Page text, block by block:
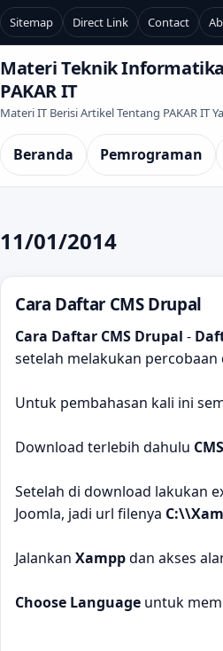
Sitemap Direct Link Contact
Materi Teknik
PAKAR IT
Materi IT Berisi Artikel Tentang PAKAR IT
Beranda Pemrograman
11/01/2014
Cara Daftar CMS Drupal
Cara Daftar CMS Drupal -
setelah melakukan
Untuk pembahasan kali ini
Download terlebih dahulu
Setelah di download lakukan
Joomla, jadi url filenya
Jalankan Xamppdan akses
Choose Language untuk